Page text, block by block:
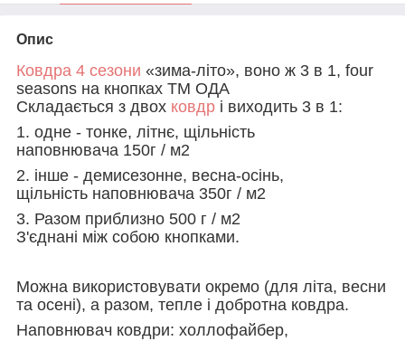
Опис
Ковдра 4 сезони «зима-літо», воно ж 3 в 1, four
seasons на кнопках ТМ ОДА
Складається з двох ковдр і виходить 3 в 1:
1. одне - тонке, літнє, щільність
наповнювача 150г / м2
2. інше - демисезонне, весна-осінь,
щільність наповнювача 350г / м2
3. Разом приблизно 500 г / м2
З'єднані між собою кнопками.
Можна використовувати окремо (для літа, весни
та осені), а разом, тепле і добротна ковдра.
Наповнювач ковдри: холлофайбер,